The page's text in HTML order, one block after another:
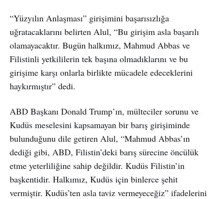
“Yüzyılın Anlaşması” girişimini başarısızlığa
uğratacaklarını belirten Alul, “Bu girişim asla başarılı
olamayacaktır. Bugün halkımız, Mahmud Abbas ve
Filistinli yetkililerin tek başına olmadıklarını ve bu
girişime karşı onlarla birlikte mücadele edeceklerini
haykırmıştır” dedi.
ABD Başkanı Donald Trump’ın, mülteciler sorunu ve
Kudüs meselesini kapsamayan bir barış girişiminde
bulunduğunu dile getiren Alul, “Mahmud Abbas’ın
dediği gibi, ABD, Filistin’deki barış sürecine öncülük
etme yeterliliğine sahip değildir. Kudüs Filistin’in
başkentidir. Halkımız, Kudüs için binlerce şehit
vermiştir. Kudüs’ten asla taviz vermeyeceğiz” ifadelerini